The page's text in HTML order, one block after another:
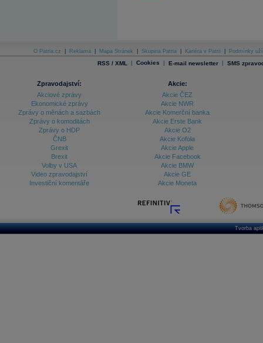
Archiv - Měsíční makroekonomické přehledy
Archiv - Vývoj české koruny
Archiv analýz - Makroukazatele
Ceny průmyslových výrobců - Data a prognózy
Ceny průmyslových výrobců - Graf (ČR)
Ceny průmyslových výrobců - Kalendář (ČR)
Ceny průmyslových výrobců - Zpravodajství
Databanka - Ceny
O Patria.cz Reklama Mapa Stránek Skupina Patria Kariéra v Patrii Podmínky
RSS / XML | Cookies | E-mail newsletter | SMS
Zpravodajství:
Akciové zprávy
Ekonomické zprávy
Zprávy o měnách a sazbách
Zprávy o komoditách
Zprávy o HDP
ČNB
Grexit
Brexit
Volby v USA
Video zpravodajství
Investiční komentáře
Akcie:
Akcie ČEZ
Akcie NWR
Akcie Komerční banka
Akcie Erste Bank
Akcie O2
Akcie Kofola
Akcie Apple
Akcie Facebook
Akcie BMW
Akcie GE
Akcie Moneta
Tvorba